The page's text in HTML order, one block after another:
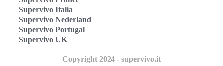
Supervivo Italia
Supervivo Nederland
Supervivo Portugal
Supervivo UK
Copyright 2024 - supervivo.it